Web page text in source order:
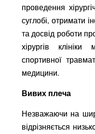
проведення
суглобі, отримати
та досвід роботи
хірургів
спортивної
медицини.
Вивих плеча
Незважаючи на
відрізняється